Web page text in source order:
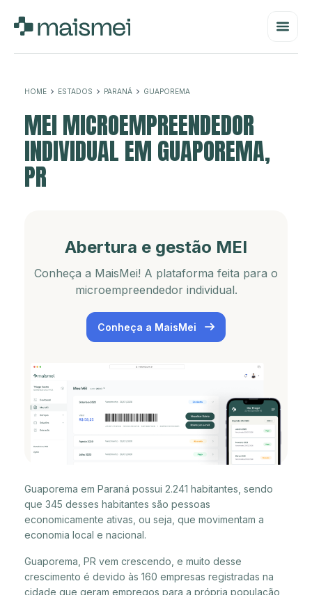
HOME ESTADOS PARANÁ GUAPOREMA
MEI MICROEMPREENDEDOR
INDIVIDUAL EM GUAPOREMA,
PR
Abertura e gestão MEI
Conheça a MaisMei! A plataforma feita para o
microempreendedor individual.
Conheça a MaisMei
Guaporema em Paraná possui 2.241 habitantes, sendo
que 345 desses habitantes são pessoas
economicamente ativas, ou seja, que movimentam a
economia local e nacional.
Guaporema, PR vem crescendo, e muito desse
crescimento é devido às 160 empresas registradas na
cidade que geram empregos para a própria população